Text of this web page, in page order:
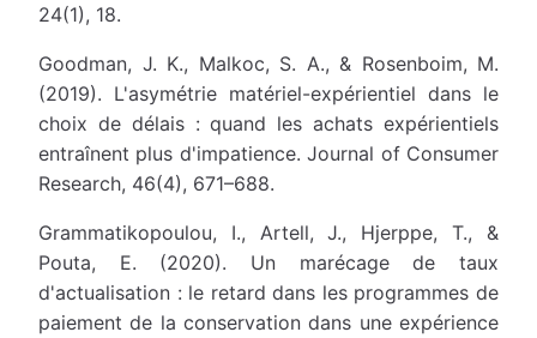
24(1), 18.
Goodman, J. K., Malkoc, S. A., & Rosenboim, M.
(2019). L'asymétrie matériel-expérientiel dans le
choix de délais : quand les achats expérientiels
entraînent plus d'impatience. Journal of Consumer
Research, 46(4), 671–688.
Grammatikopoulou, I., Artell, J., Hjerppe, T., &
Pouta, E. (2020). Un marécage de taux
d'actualisation : le retard dans les programmes de
paiement de la conservation dans une expérience